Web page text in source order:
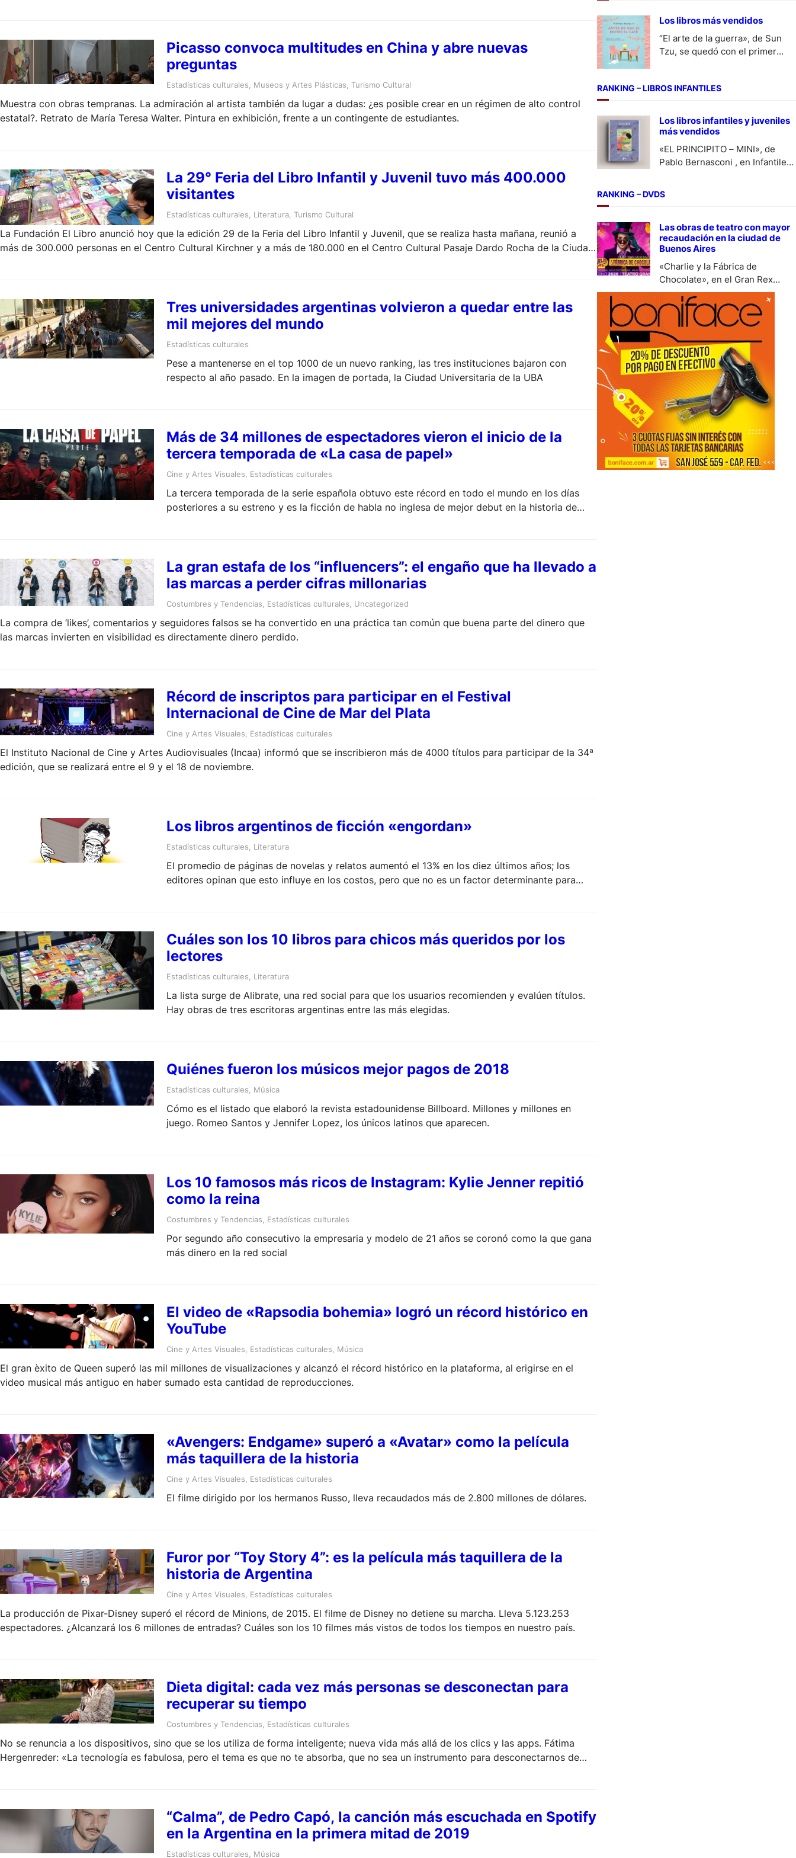
Picasso convoca multitudes en China y abre nuevas
preguntas
Estadísticas culturales Museos y Artes Plásticas Turismo Cultural
Muestra con obras tempranas. La admiración al artista también da lugar a dudas: ¿es posible crear en un régimen de alto control
estatal?. Retrato de María Teresa Walter. Pintura en exhibición, frente a un contingente de estudiantes.
La 29° Feria del Libro Infantil y Juvenil tuvo más 400.000
visitantes
Estadísticas culturales Literatura Turismo Cultural
La Fundación El Libro anunció hoy que la edición 29 de la Feria del Libro Infantil y Juvenil, que se realiza hasta mañana, reunió a
más de 300.000 personas en el Centro Cultural Kirchner y a más de 180.000 en el Centro Cultural Pasaje Dardo Rocha de la Ciudad
Tres universidades argentinas volvieron a quedar entre las
mil mejores del mundo
Estadísticas culturales
Pese a mantenerse en el top 1000 de un nuevo ranking, las tres instituciones bajaron con
respecto al año pasado. En la imagen de portada, la Ciudad Universitaria de la UBA
Más de 34 millones de espectadores vieron el inicio de la
tercera temporada de «La casa de papel»
Cine y Artes Visuales Estadísticas culturales
La tercera temporada de la serie española obtuvo este récord en todo el mundo en los días
posteriores a su estreno y es la ficción de habla no inglesa de mejor debut en la historia de
La gran estafa de los “influencers”: el engaño que ha llevado a
las marcas a perder cifras millonarias
Costumbres y Tendencias Estadísticas culturales Uncategorized
La compra de ‘likes’, comentarios y seguidores falsos se ha convertido en una práctica tan común que buena parte del dinero que
las marcas invierten en visibilidad es directamente dinero perdido.
Récord de inscriptos para participar en el Festival
Internacional de Cine de Mar del Plata
Cine y Artes Visuales Estadísticas culturales
El Instituto Nacional de Cine y Artes Audiovisuales (Incaa) informó que se inscribieron más de 4000 títulos para participar de la 34ª
edición, que se realizará entre el 9 y el 18 de noviembre.
Los libros argentinos de ficción «engordan»
Estadísticas culturales Literatura
El promedio de páginas de novelas y relatos aumentó el 13% en los diez últimos años; los
editores opinan que esto influye en los costos, pero que no es un factor determinante para
Cuáles son los 10 libros para chicos más queridos por los
lectores
Estadísticas culturales Literatura
La lista surge de Alibrate, una red social para que los usuarios recomienden y evalúen títulos.
Hay obras de tres escritoras argentinas entre las más elegidas.
Quiénes fueron los músicos mejor pagos de 2018
Estadísticas culturales Música
Cómo es el listado que elaboró la revista estadounidense Billboard. Millones y millones en
juego. Romeo Santos y Jennifer Lopez, los únicos latinos que aparecen.
Los 10 famosos más ricos de Instagram: Kylie Jenner repitió
como la reina
Costumbres y Tendencias Estadísticas culturales
Por segundo año consecutivo la empresaria y modelo de 21 años se coronó como la que gana
más dinero en la red social
El video de «Rapsodia bohemia» logró un récord histórico en
YouTube
Cine y Artes Visuales Estadísticas culturales Música
El gran èxito de Queen superó las mil millones de visualizaciones y alcanzó el récord histórico en la plataforma, al erigirse en el
video musical más antiguo en haber sumado esta cantidad de reproducciones.
«Avengers: Endgame» superó a «Avatar» como la película
más taquillera de la historia
Cine y Artes Visuales Estadísticas culturales
El filme dirigido por los hermanos Russo, lleva recaudados más de 2.800 millones de dólares.
Furor por “Toy Story 4”: es la película más taquillera de la
historia de Argentina
Cine y Artes Visuales Estadísticas culturales
La producción de Pixar-Disney superó el récord de Minions, de 2015. El filme de Disney no detiene su marcha. Lleva 5.123.253
espectadores. ¿Alcanzará los 6 millones de entradas? Cuáles son los 10 filmes más vistos de todos los tiempos en nuestro país.
Dieta digital: cada vez más personas se desconectan para
recuperar su tiempo
Costumbres y Tendencias Estadísticas culturales
No se renuncia a los dispositivos, sino que se los utiliza de forma inteligente; nueva vida más allá de los clics y las apps. Fátima
Hergenreder: «La tecnología es fabulosa, pero el tema es que no te absorba, que no sea un instrumento para desconectarnos de
“Calma”, de Pedro Capó, la canción más escuchada en Spotify
en la Argentina en la primera mitad de 2019
Estadísticas culturales Música
Los libros más vendidos
“El arte de la guerra», de Sun
Tzu, se quedó con el primer
en Ficción con «Antes de que se
27 de julio al 2 de agosto.
RANKING – LIBROS INFANTILES
Los libros infantiles y juveniles
más vendidos
«EL PRINCIPITO – MINI», de
Pablo Bernasconi , en Infantiles
Oseman en Juveniles, se
posicionaron como los libros
27 de julio a 2 de agosto.
RANKING – DVDS
Las obras de teatro con mayor
recaudación en la ciudad de
Buenos Aires
«Charlie y la Fábrica de
Chocolate», en el Gran Rex
lidera la taquilla, seguida de
«Sottovoce», en el teatro El
Nacional y Desde el jardín, en el
Metropolitan.